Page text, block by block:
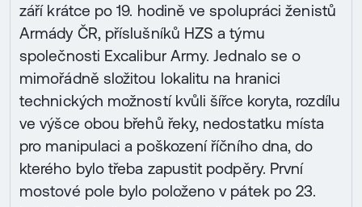
září krátce po 19. hodině ve spolupráci ženistů
Armády ČR, příslušníků HZS a týmu
společnosti Excalibur Army. Jednalo se o
mimořádně složitou lokalitu na hranici
technických možností kvůli šířce koryta, rozdílu
ve výšce obou břehů řeky, nedostatku místa
pro manipulaci a poškození říčního dna, do
kterého bylo třeba zapustit podpěry. První
mostové pole bylo položeno v pátek po 23.